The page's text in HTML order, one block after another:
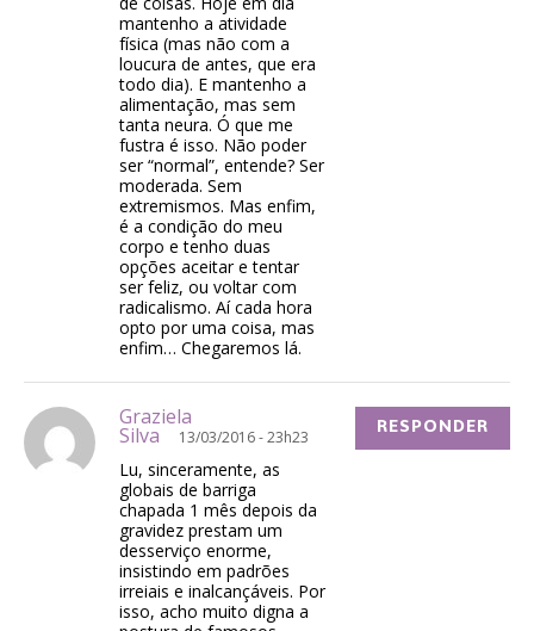
mantenho a atividade
física (mas não com a
loucura de antes, que era
todo dia). E mantenho a
alimentação, mas sem
tanta neura. Ó que me
fustra é isso. Não poder
ser “normal”, entende? Ser
moderada. Sem
extremismos. Mas enfim,
é a condição do meu
corpo e tenho duas
opções aceitar e tentar
ser feliz, ou voltar com
radicalismo. Aí cada hora
opto por uma coisa, mas
enfim… Chegaremos lá.
Graziela
Silva 13/03/2016 - 23h23
Lu, sinceramente, as
globais de barriga
chapada 1 mês depois da
gravidez prestam um
desserviço enorme,
insistindo em padrões
irreiais e inalcançáveis. Por
isso, acho muito digna a
RESPONDER